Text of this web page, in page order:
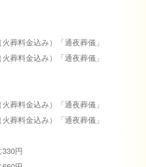
葬料金込み）「通夜葬儀」
葬料金込み）「通夜葬儀」
葬料金込み）「通夜葬儀」
葬料金込み）「通夜葬儀」
円